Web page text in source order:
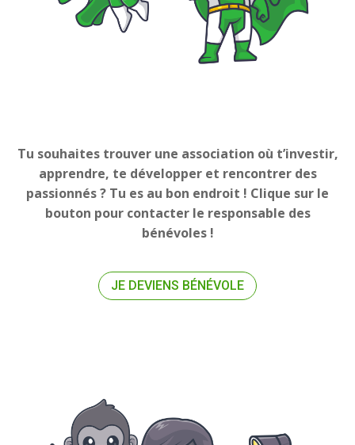
Tu souhaites trouver une association où t’investir,
apprendre, te développer et rencontrer des
passionnés ? Tu es au bon endroit ! Clique sur le
bouton pour contacter le responsable des
bénévoles !
JE DEVIENS BÉNÉVOLE